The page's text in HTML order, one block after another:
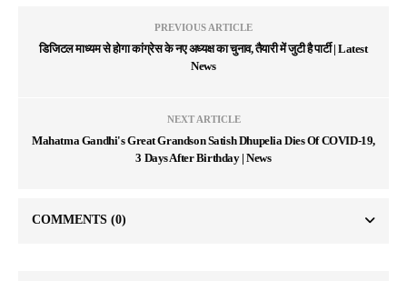
PREVIOUS ARTICLE
डिजिटल माध्यम से होगा कांग्रेस के नए अध्यक्ष का चुनाव, तैयारी में जुटी है पार्टी | Latest
News
NEXT ARTICLE
Mahatma Gandhi's Great Grandson Satish Dhupelia Dies Of COVID-19,
3 Days After Birthday | News
COMMENTS (0)